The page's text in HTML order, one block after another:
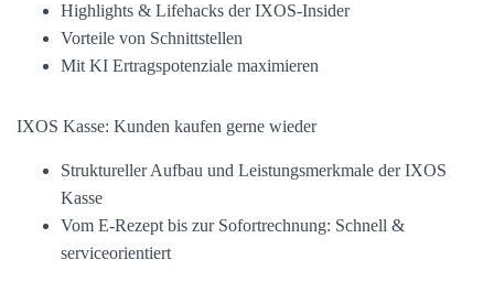
Highlights & Lifehacks der IXOS-Insider
Vorteile von Schnittstellen
Mit KI Ertragspotenziale maximieren
IXOS Kasse: Kunden kaufen gerne wieder
Struktureller Aufbau und Leistungsmerkmale der IXOS
Kasse
Vom E-Rezept bis zur Sofortrechnung: Schnell &
serviceorientiert